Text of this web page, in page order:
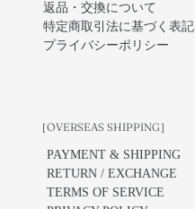
返品・交換について
特定商取引法に基づく表記
プライバシーポリシー
［OVERSEAS SHIPPING］
PAYMENT & SHIPPING
RETURN / EXCHANGE
TERMS OF SERVICE